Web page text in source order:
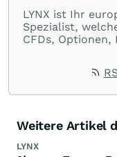
LYNX ist Ihr
Spezialist,
CFDs, Optionen,
Börsenplätzen
Weitere Artikel
LYNX